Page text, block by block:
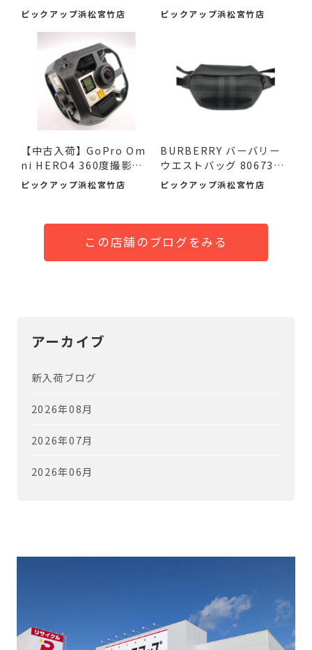
番...
ピックアップ浜松宮竹店
0 ...
ピックアップ浜松宮竹店
【中古入荷】GoPro Om
ni HERO4 360度撮影カ
メラで...
ピックアップ浜松宮竹店
BURBERRY バーバリー
ウエストバッグ 8067398
ボデ...
ピックアップ浜松宮竹店
この店舗のブログをみる
アーカイブ
新入荷ブログ
2026年08月
2026年07月
2026年06月